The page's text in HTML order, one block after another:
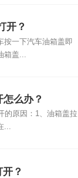
开？
按一下汽车油箱盖即
盖...
么办？
的原因：1、油箱盖拉
...
？